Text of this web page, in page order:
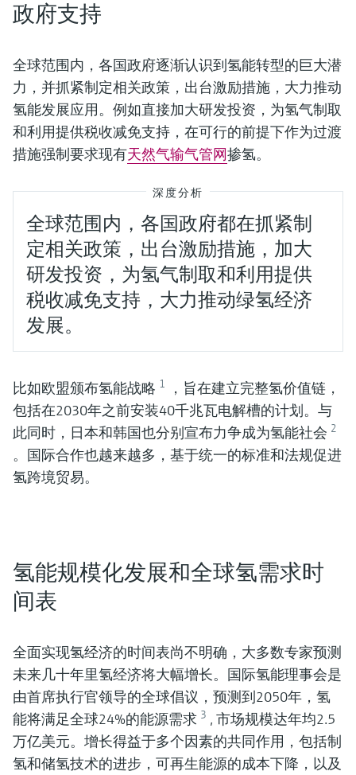
政府支持
全球范围内，各国政府逐渐认识到氢能转型的巨大潜
力，并抓紧制定相关政策，出台激励措施，大力推动
氢能发展应用。例如直接加大研发投资，为氢气制取
和利用提供税收减免支持，在可行的前提下作为过渡
措施强制要求现有天然气输气管网掺氢。
深度分析
全球范围内，各国政府都在抓紧制
定相关政策，出台激励措施，加大
研发投资，为氢气制取和利用提供
税收减免支持，大力推动绿氢经济
发展。
比如欧盟颁布氢能战略 1
，旨在建立完整氢价值链，
包括在2030年之前安装40千兆瓦电解槽的计划。与
此同时，日本和韩国也分别宣布力争成为氢能社会 2
。国际合作也越来越多，基于统一的标准和法规促进
氢跨境贸易。
氢能规模化发展和全球氢需求时
间表
全面实现氢经济的时间表尚不明确，大多数专家预测
未来几十年里氢经济将大幅增长。国际氢能理事会是
由首席执行官领导的全球倡议，预测到2050年，氢
能将满足全球24%的能源需求 3 , 市场规模达年均2.5
万亿美元。增长得益于多个因素的共同作用，包括制
氢和储氢技术的进步，可再生能源的成本下降，以及